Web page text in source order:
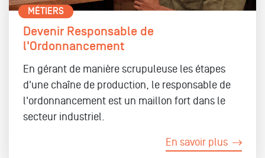
MÉTIERS
Devenir Responsable de
l'Ordonnancement
En gérant de manière scrupuleuse les étapes
d'une chaîne de production, le responsable de
l'ordonnancement est un maillon fort dans le
secteur industriel.
En savoir plus